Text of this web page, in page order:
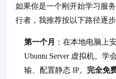
如果你是一个刚开始学习服
行者，我推荐按以下路径逐步
第一个月
：在本地电脑上
Ubuntu Server 虚拟机。学
输、配置静态 IP。 完全免